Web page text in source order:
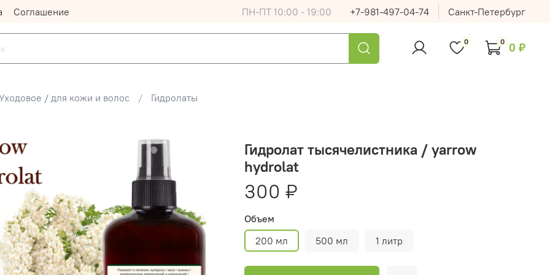
Соглашение ПН-ПТ 10:00 - 19:00 +7-981-497-04-74 Санкт-Петербург
0 0 0 ₽
/ для кожи и волос Гидролаты
Гидролат тысячелистника / yarrow
hydrolat
300 ₽
Объем
200 мл
500 мл 1 литр